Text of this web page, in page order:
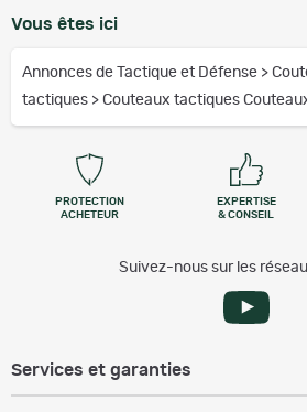
Vous êtes ici
Annonces de Tactique et Défense >
tactiques > Couteaux tactiques
PROTECTION
ACHETEUR
EXPERTISE
& CONSEIL
Suivez-nous sur les
Services et garanties